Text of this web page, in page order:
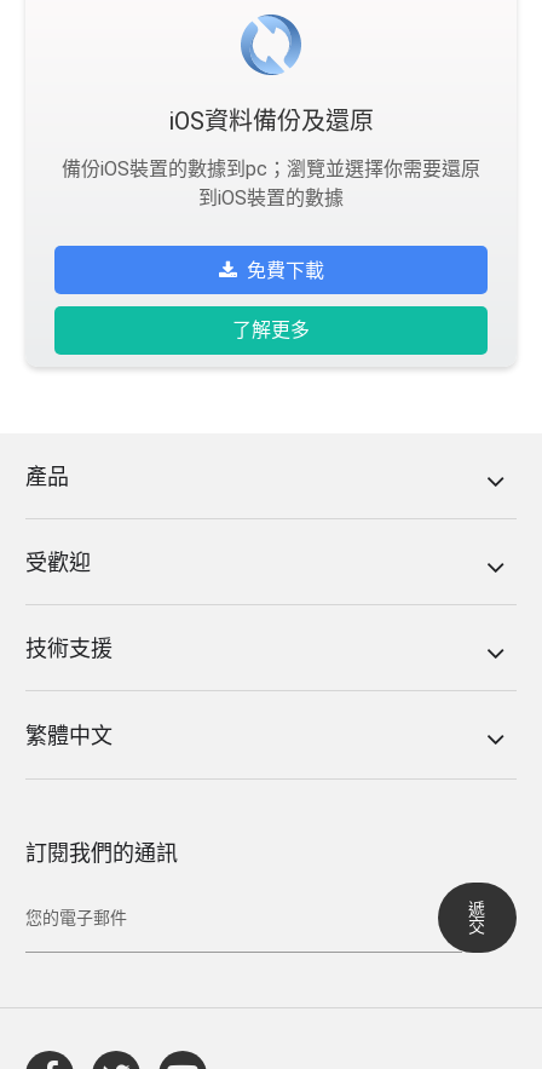
iOS資料備份及還原
備份iOS裝置的數據到pc；瀏覽並選擇你需要還原
到iOS裝置的數據
免費下載
了解更多
產品
受歡迎
技術支援
繁體中文
訂閱我們的通訊
遞
交